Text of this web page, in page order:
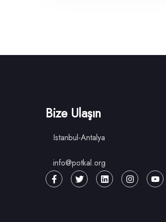
Bize Ulaşın
Istanbul-Antalya
info@potkal.org